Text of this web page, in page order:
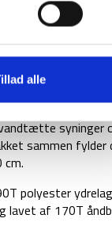
alle
telt med
personer med
er venner afsted
at det også
personers telt
tøj og sko
syninger
sammen fylder
polyester
lavet af 170T